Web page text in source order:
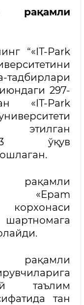
рақамли
“«IT-Park
297-
«IT-Park
ўқув
рақамли
«Epam
рақамли
таълим
тан